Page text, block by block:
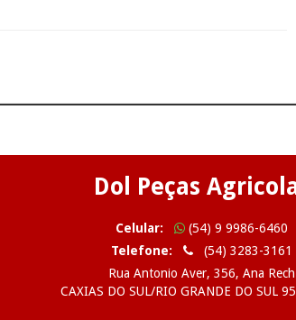
Dol Peças
Celular:
(54) 9 9986-6460
Telefone:
(54) 3283-3161
Rua Antonio Aver, 356, Ana Rech
CAXIAS DO SUL/RIO GRANDE DO SUL